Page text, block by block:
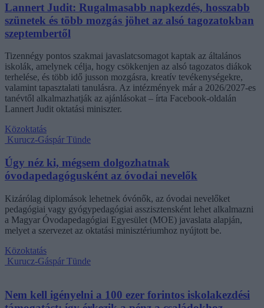
Lannert Judit: Rugalmasabb napkezdés, hosszabb
szünetek és több mozgás jöhet az alsó tagozatokban
szeptembertől
Tizennégy pontos szakmai javaslatcsomagot kaptak az általános
iskolák, amelynek célja, hogy csökkenjen az alsó tagozatos diákok
terhelése, és több idő jusson mozgásra, kreatív tevékenységekre,
valamint tapasztalati tanulásra. Az intézmények már a 2026/2027-es
tanévtől alkalmazhatják az ajánlásokat – írta Facebook-oldalán
Lannert Judit oktatási miniszter.
Közoktatás
Kurucz-Gáspár Tünde
Úgy néz ki, mégsem dolgozhatnak
óvodapedagógusként az óvodai nevelők
Kizárólag diplomások lehetnek óvónők, az óvodai nevelőket
pedagógiai vagy gyógypedagógiai asszisztensként lehet alkalmazni
a Magyar Óvodapedagógiai Egyesület (MOE) javaslata alapján,
melyet a szervezet az oktatási minisztériumhoz nyújtott be.
Közoktatás
Kurucz-Gáspár Tünde
Nem kell igényelni a 100 ezer forintos iskolakezdési